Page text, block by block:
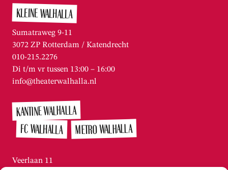
KLEINE WALHALLA
Sumatraweg 9-11
3072 ZP Rotterdam / Katendrecht
010-215.2276
Di t/m vr tussen 13:00 – 16:00
info@theaterwalhalla.nl
KANTINE WALHALLA
FC WALHALLA METRO WALHALLA
Veerlaan 11